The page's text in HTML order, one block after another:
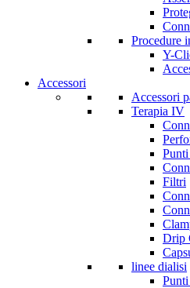
Procedure
Y-
Accessori
Accessori
Terapia IV
Filtri
Drip
linee dialisi